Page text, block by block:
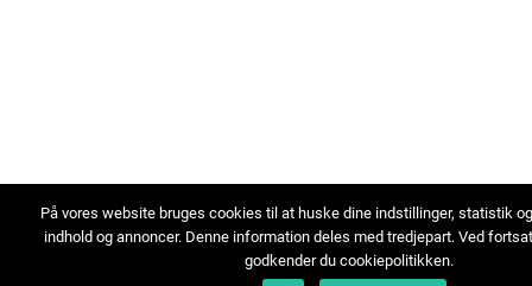
På vores website bruges cookies til at huske dine indstillinger, statistik
indhold og annoncer. Denne information deles med tredjepart. Ved
godkender du cookiepolitikken.